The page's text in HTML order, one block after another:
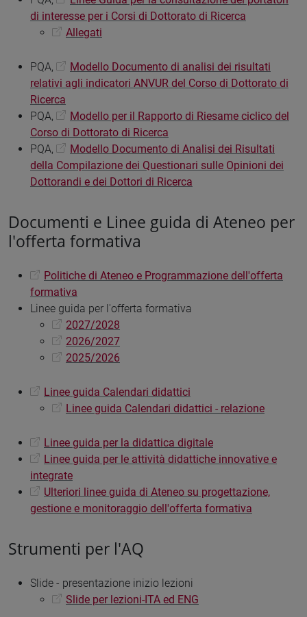
di interesse per i Corsi di Dottorato di Ricerca
Allegati
PQA,
Modello Documento di analisi dei risultati
relativi agli indicatori ANVUR del Corso di Dottorato di
Ricerca
PQA,
Modello per il Rapporto di Riesame ciclico del
Corso di Dottorato di Ricerca
PQA,
Modello Documento di Analisi dei Risultati
della Compilazione dei Questionari sulle Opinioni dei
Dottorandi e dei Dottori di Ricerca
Documenti e Linee guida di Ateneo per
l'offerta formativa
Politiche di Ateneo e Programmazione dell'offerta
formativa
Linee guida per l'offerta formativa
2027/2028
2026/2027
2025/2026
Linee guida Calendari didattici
Linee guida Calendari didattici - relazione
Linee guida per la didattica digitale
Linee guida per le attività didattiche innovative e
integrate
Ulteriori linee guida di Ateneo su progettazione,
gestione e monitoraggio dell'offerta formativa
Strumenti per l'AQ
Slide - presentazione inizio lezioni
Slide per lezioni-ITA ed ENG